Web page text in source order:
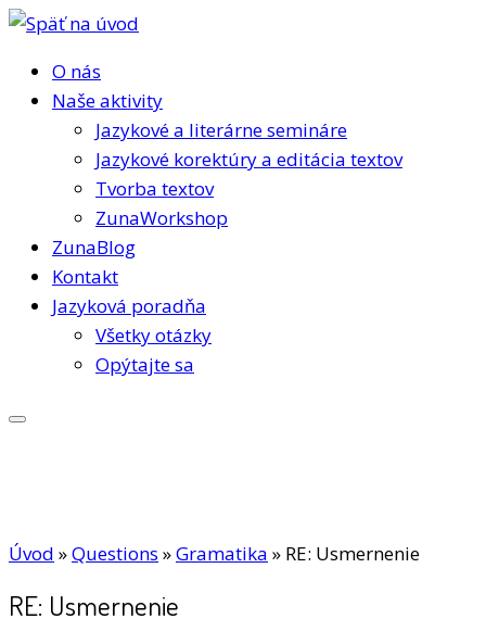
Skip
contentO nás
Naše aktivity
Jazykové a literárne semináre
Jazykové korektúry a editácia textov
Tvorba textov
ZunaWorkshop
ZunaBlog
Kontakt
Jazyková poradňa
Všetky otázky
Opýtajte sa
Úvod »Questions »Gramatika » RE: Usmernenie
RE: Usmernenie